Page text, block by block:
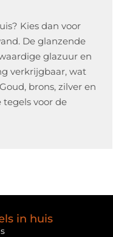
Kies dan voor
De glanzende
glazuur en
verkrijgbaar, wat
brons, zilver en
tegels voor de
in huis